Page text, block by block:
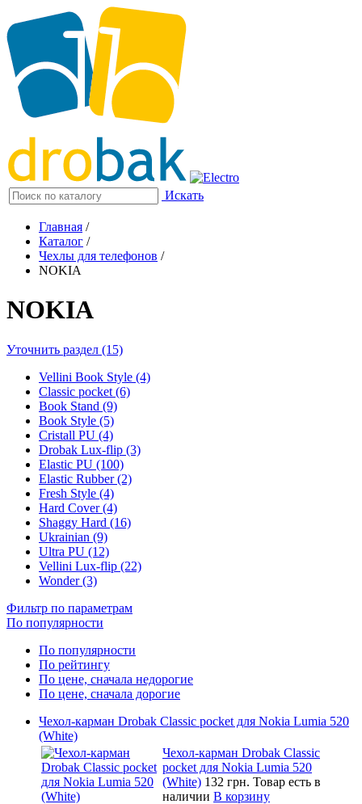
Искать
Главная /
Каталог /
Чехлы для телефонов /
NOKIA
NOKIA
Уточнить раздел (15)
Vellini Book Style (4)
Classic pocket (6)
Book Stand (9)
Book Style (5)
Cristall PU (4)
Drobak Lux-flip (3)
Elastic PU (100)
Elastic Rubber (2)
Fresh Style (4)
Hard Cover (4)
Shaggy Hard (16)
Ukrainian (9)
Ultra PU (12)
Vellini Lux-flip (22)
Wonder (3)
Фильтр по параметрам
По популярности
По популярности
По рейтингу
По цене, сначала недорогие
По цене, сначала дорогие
Чехол-карман Drobak Classic pocket для Nokia Lumia 520
(White)
Чехол-карман Drobak Classic
pocket для Nokia Lumia 520
(White) 132 грн. Товар есть в
наличии В корзину